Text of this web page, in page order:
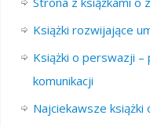
Książki rozwijające
Książki o perswazji –
komunikacji
Najciekawsze książki